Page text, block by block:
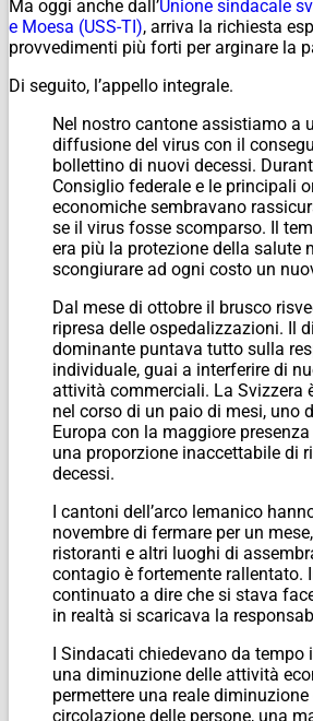
Ma oggi anche dall’Unione sindacale
e Moesa (USS-TI), arriva la richiesta
provvedimenti più forti per arginare la
Di seguito, l’appello integrale.
Nel nostro cantone assistiamo a
diffusione del virus con il
bollettino di nuovi decessi.
Consiglio federale e le principali
economiche sembravano
se il virus fosse scomparso. Il
era più la protezione della salute
scongiurare ad ogni costo un
Dal mese di ottobre il brusco
ripresa delle ospedalizzazioni. Il
dominante puntava tutto sulla
individuale, guai a interferire di
attività commerciali. La Svizzera
nel corso di un paio di mesi, uno
Europa con la maggiore
una proporzione inaccettabile di
decessi.
I cantoni dell’arco lemanico
novembre di fermare per un
ristoranti e altri luoghi di
contagio è fortemente rallentato.
continuato a dire che si stava
in realtà si scaricava la
I Sindacati chiedevano da tempo
una diminuzione delle attività
permettere una reale diminuzione
circolazione delle persone, una